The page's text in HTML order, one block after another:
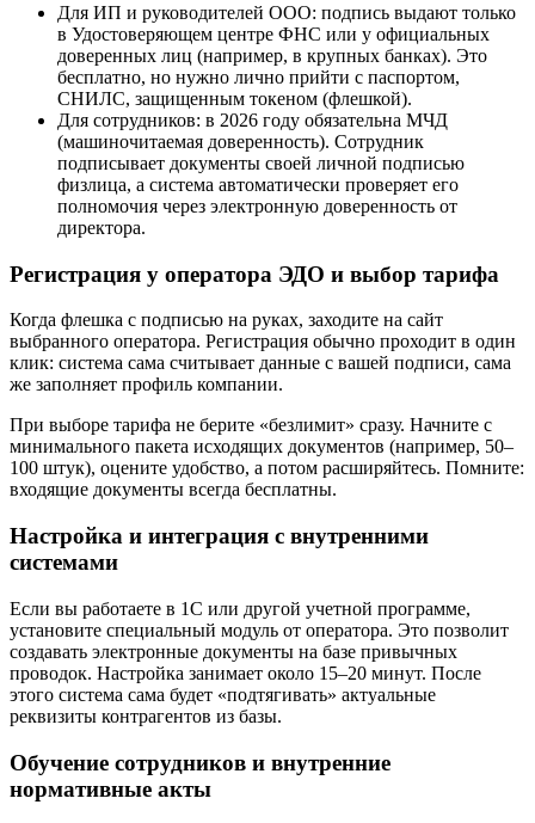
Для ИП и руководителей ООО: подпись выдают только
в Удостоверяющем центре ФНС или у официальных
доверенных лиц (например, в крупных банках). Это
бесплатно, но нужно лично прийти с паспортом,
СНИЛС, защищенным токеном (флешкой).
Для сотрудников: в 2026 году обязательна МЧД
(машиночитаемая доверенность). Сотрудник
подписывает документы своей личной подписью
физлица, а система автоматически проверяет его
полномочия через электронную доверенность от
директора.
Регистрация у оператора ЭДО и выбор тарифа
Когда флешка с подписью на руках, заходите на сайт
выбранного оператора. Регистрация обычно проходит в один
клик: система сама считывает данные с вашей подписи, сама
же заполняет профиль компании.
При выборе тарифа не берите «безлимит» сразу. Начните с
минимального пакета исходящих документов (например, 50–
100 штук), оцените удобство, а потом расширяйтесь. Помните:
входящие документы всегда бесплатны.
Настройка и интеграция с внутренними
системами
Если вы работаете в 1С или другой учетной программе,
установите специальный модуль от оператора. Это позволит
создавать электронные документы на базе привычных
проводок. Настройка занимает около 15–20 минут. После
этого система сама будет «подтягивать» актуальные
реквизиты контрагентов из базы.
Обучение сотрудников и внутренние
нормативные акты